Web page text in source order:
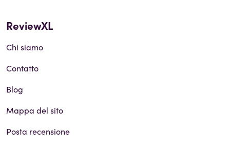
ReviewXL
Chi siamo
Contatto
Blog
Mappa del sito
Posta recensione